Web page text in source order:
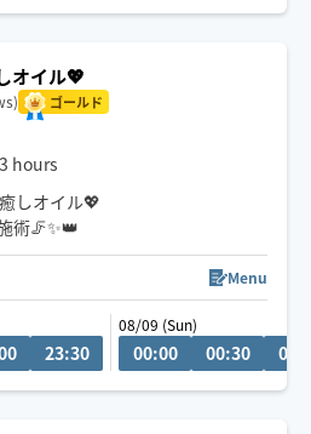
オイル💖
ゴールド
hours
しオイル💖
術🦵✨👑
Menu
23:30
08/09 (Sun)
00:00 00:30